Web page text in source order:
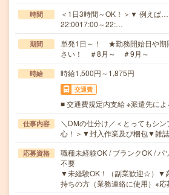
時間
＜1日3時間～OK！＞▼ 例えば
22:0017:00～22:…
期間
単発1日～！ ★勤務開始日や期
さい！ ＃8月～ ＃9月～
時給 時給1,500円～1,875円
交通費
■ 交通費規定内支給 ※派遣先によ
仕事内容
＼DMの仕分け／＜とってもシ
心！＞▼封入作業及び梱包▼雑
応募資格
職種未経験OK / ブランクOK / パ
不要
▼未経験OK！（副業歓迎☆）▼
持ちの方（業務連絡に使用）※